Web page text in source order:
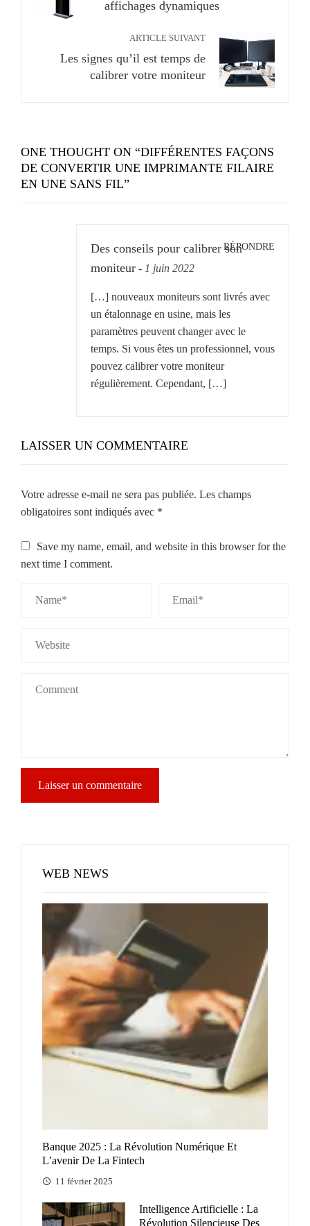
affichages dynamiques
ARTICLE SUIVANT
Les signes qu’il est temps de
calibrer votre moniteur
ONE THOUGHT ON “DIFFÉRENTES FAÇONS
DE CONVERTIR UNE IMPRIMANTE FILAIRE
EN UNE SANS FIL”
Des conseils pour calibrer son
moniteur - 1 juin 2022
RÉPONDRE
[…] nouveaux moniteurs sont livrés avec
un étalonnage en usine, mais les
paramètres peuvent changer avec le
temps. Si vous êtes un professionnel, vous
pouvez calibrer votre moniteur
régulièrement. Cependant, […]
LAISSER UN COMMENTAIRE
Votre adresse e-mail ne sera pas publiée. Les champs
obligatoires sont indiqués avec *
Save my name, email, and website in this browser for the
next time I comment.
WEB NEWS
Banque 2025 : La Révolution Numérique Et
L’avenir De La Fintech
11 février 2025
Intelligence Artificielle : La
Révolution Silencieuse Des